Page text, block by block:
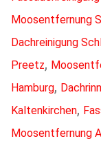
Moosentfernung
Dachreinigung
Preetz,
Hamburg,
Kaltenkirchen,
Moosentfernung